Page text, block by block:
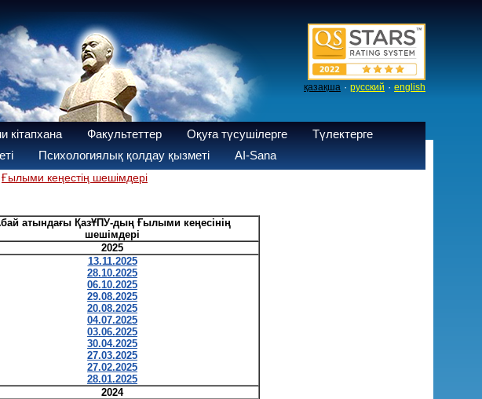
қазақша · русский · english
кітапхана Факультеттер Оқуға түсушілерге
Түлектерге
Психологиялық қолдау қызметі AI-Sana
Ғылыми кеңестің шешімдері
атындағы ҚазҰПУ-дың Ғылыми кеңесінің
шешімдері
2025
13.11.2025
28.10.2025
06.10.2025
29.08.2025
20.08.2025
04.07.2025
03.06.2025
30.04.2025
27.03.2025
27.02.2025
28.01.2025
2024